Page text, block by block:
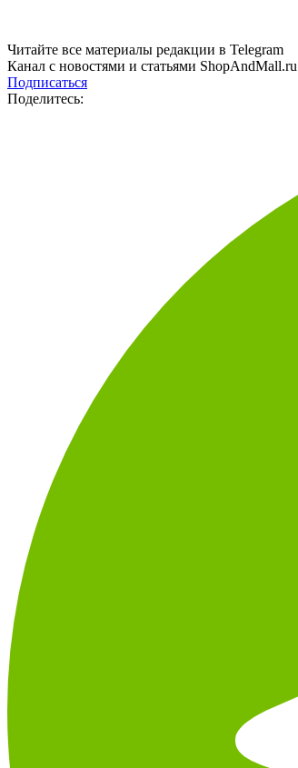
Читайте все материалы редакции в Telegram
Канал с новостями и статьями ShopAndMall.ru
Подписаться
Поделитесь: